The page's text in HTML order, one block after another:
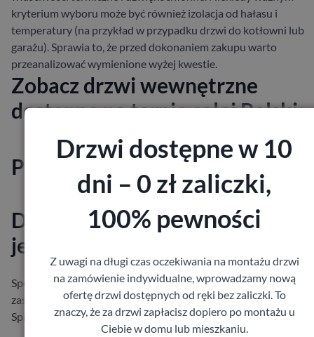
kryterium wyboru może być również izolacja od hałasu i
temperatury (na przykład w przypadku drzwi do kotłowni lub
garażu). Sprawia to, że przed dokonaniem zakupu warto
przeanalizować wymienione wyżej kwestie.
Zobacz drzwi wewnętrzne
dostępne na ternie całej Polski:
Powiązane posty
Drzwi wewnętrzne – jak ważny
jest rodzaj wykończenia?
Sposób wykonania drzwi wewnętrznych determinuje ich
zastosowanie, trwałość, a także szeroko pojętą przydatność.
Sprawia to, że przed zakupem…
Drzwi dostępne w 10
dni – 0 zł zaliczki,
100% pewności
Z uwagi na długi czas oczekiwania na montażu drzwi
na zamówienie indywidualne, wprowadzamy nową
ofertę drzwi dostępnych od ręki bez zaliczki. To
znaczy, że za drzwi zapłacisz dopiero po montażu u
Ciebie w domu lub mieszkaniu.